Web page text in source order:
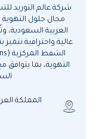
شركة عالم التوريد
مجال حلول التهوية
العربية السعودية،
عالية
التهوية، بما يتوافق
المملكة